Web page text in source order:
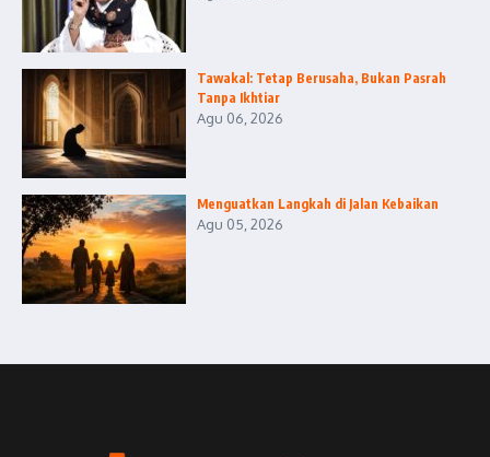
Tawakal: Tetap Berusaha, Bukan Pasrah
Tanpa Ikhtiar
Agu 06, 2026
Menguatkan Langkah di Jalan Kebaikan
Agu 05, 2026